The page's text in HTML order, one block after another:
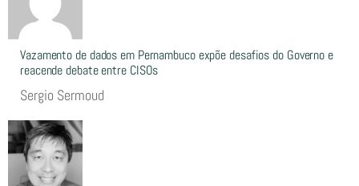
Vazamento de dados em Pernambuco expõe desafios do Governo e
reacende debate entre CISOs
Sergio Sermoud